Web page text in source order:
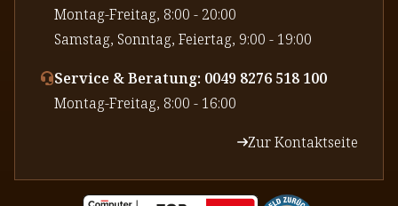
⁠Montag-Freitag, 8:00 - 20:00
⁠Samstag, Sonntag, Feiertag, 9:00 - 19:00
Service & Beratung: 0049 8276 518 100
⁠Montag-Freitag, 8:00 - 16:00
Zur Kontaktseite